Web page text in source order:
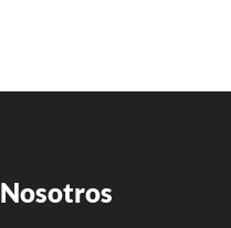
Nosotros